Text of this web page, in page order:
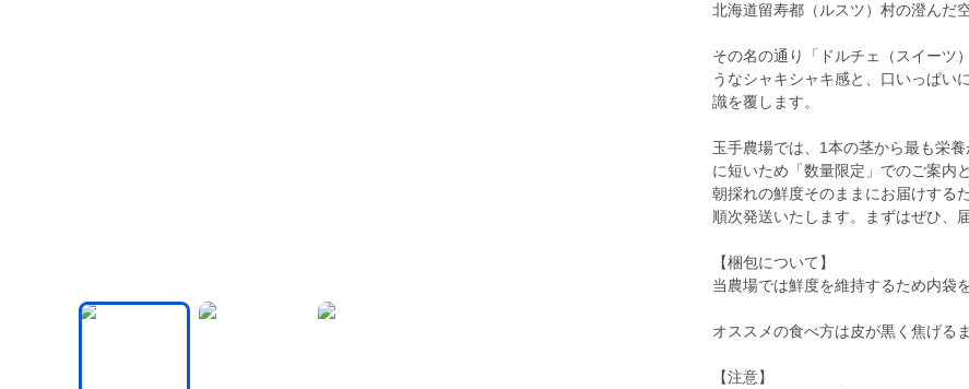
北海道留寿都（ルスツ）村の澄んだ
その名の通り「ドルチェ（スイーツ
うなシャキシャキ感と、口いっぱい
識を覆します。
玉手農場では、1本の茎から最も栄
に短いため「数量限定」でのご案内
朝採れの鮮度そのままにお届けする
順次発送いたします。まずはぜひ、
【梱包について】
当農場では鮮度を維持するため内袋
オススメの食べ方は皮が黒く焦げる
【注意】